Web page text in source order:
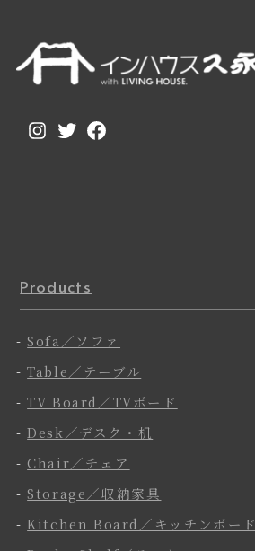
Instagram
TwitterFacebook
Products
-Sofa／ソファ
-Table／テーブル
-TV Board／TVボード
-Desk／デスク・机
- Chair／チェア
-Storage／収納家具
-Kitchen Board／キッチンボード